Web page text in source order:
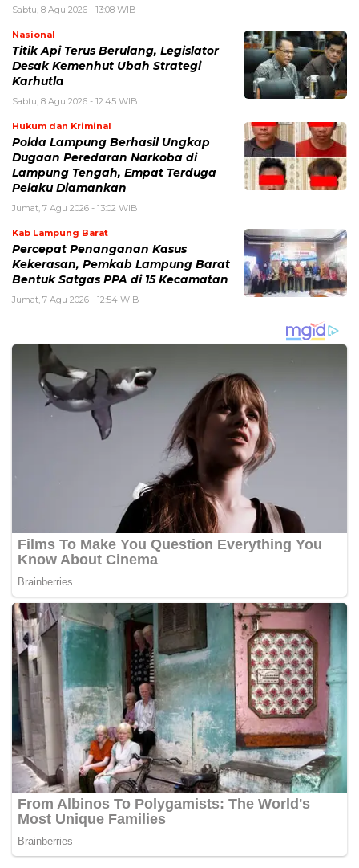
Sabtu, 8 Agu 2026 - 13:08 WIB
Nasional
Titik Api Terus Berulang, Legislator
Desak Kemenhut Ubah Strategi
Karhutla
Sabtu, 8 Agu 2026 - 12:45 WIB
Hukum dan Kriminal
Polda Lampung Berhasil Ungkap
Dugaan Peredaran Narkoba di
Lampung Tengah, Empat Terduga
Pelaku Diamankan
Jumat, 7 Agu 2026 - 13:02 WIB
Kab Lampung Barat
Percepat Penanganan Kasus
Kekerasan, Pemkab Lampung Barat
Bentuk Satgas PPA di 15 Kecamatan
Jumat, 7 Agu 2026 - 12:54 WIB